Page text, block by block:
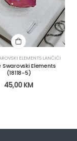
ELEMENTS LANČIĆI
Swarovski Elements
(18118-5)
45,00 KM